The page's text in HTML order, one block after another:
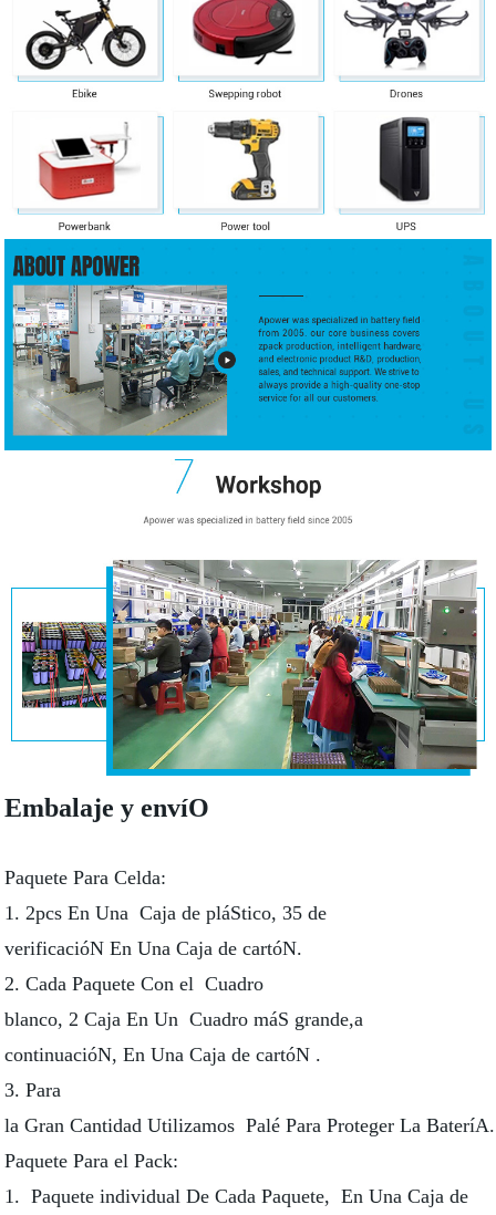
Embalaje y envíO
Paquete Para Celda:
1. 2pcs En Una Caja de pláStico, 35 de
verificacióN En Una Caja de cartóN.
2. Cada Paquete Con el Cuadro
blanco, 2 Caja En Un Cuadro máS grande,a
continuacióN, En Una Caja de cartóN .
3. Para
la Gran Cantidad Utilizamos Palé Para Proteger La BateríA.
Paquete Para el Pack:
1. Paquete individual De Cada Paquete, En Una Caja de